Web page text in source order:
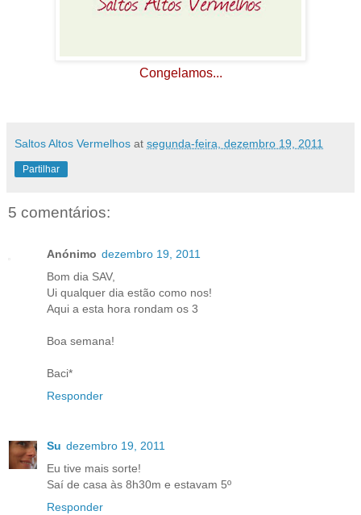
Congelamos...
Saltos Altos Vermelhos at segunda-feira, dezembro 19, 2011
Partilhar
5 comentários:
Anónimo dezembro 19, 2011
Bom dia SAV,
Ui qualquer dia estão como nos!
Aqui a esta hora rondam os 3
Boa semana!
Baci*
Responder
Su dezembro 19, 2011
Eu tive mais sorte!
Saí de casa às 8h30m e estavam 5º
Responder